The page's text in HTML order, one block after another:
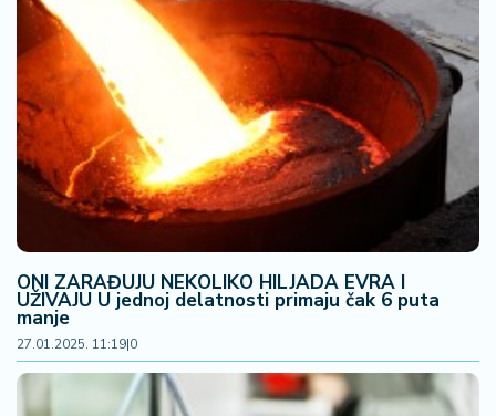
ONI ZARAĐUJU NEKOLIKO HILJADA EVRA I
UŽIVAJU U jednoj delatnosti primaju čak 6 puta
manje
27.01.2025. 11:19|0